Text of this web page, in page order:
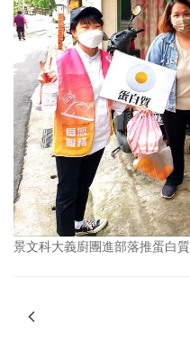
景文科大義廚團進部落推蛋白質